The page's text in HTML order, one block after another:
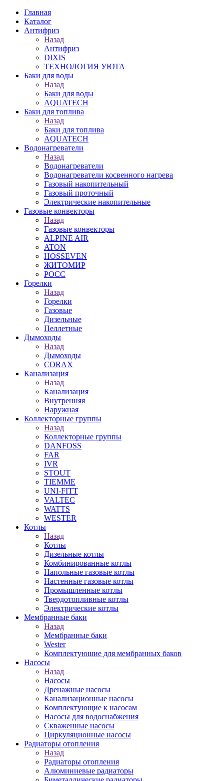
Главная
Каталог
Антифриз
Назад
Антифриз
DIXIS
ТЕХНОЛОГИЯ УЮТА
Баки для воды
Назад
Баки для воды
AQUATECH
Баки для топлива
Назад
Баки для топлива
AQUATECH
Водонагреватели
Назад
Водонагреватели
Водонагреватели косвенного нагрева
Газовый накопительный
Газовый проточный
Электрические накопительные
Газовые конвекторы
Назад
Газовые конвекторы
ALPINE AIR
ATON
HOSSEVEN
ЖИТОМИР
РОСС
Горелки
Назад
Горелки
Газовые
Дизельные
Пеллетные
Дымоходы
Назад
Дымоходы
CORAX
Канализация
Назад
Канализация
Внутренняя
Наружная
Коллекторные группы
Назад
Коллекторные группы
DANFOSS
FAR
IVR
STOUT
TIEMME
UNI-FITT
VALTEC
WATTS
WESTER
Котлы
Назад
Котлы
Дизельные котлы
Комбинированные котлы
Напольные газовые котлы
Настенные газовые котлы
Промышленные котлы
Твердотопливные котлы
Электрические котлы
Мембранные баки
Назад
Мембранные баки
Wester
Комплектуюшие для мембранных баков
Насосы
Назад
Насосы
Дренажные насосы
Канализационные насосы
Комплектующие к насосам
Насосы для водоснабжения
Скваженные насосы
Циркуляционные насосы
Радиаторы отопления
Назад
Радиаторы отопления
Алюминиевые радиаторы